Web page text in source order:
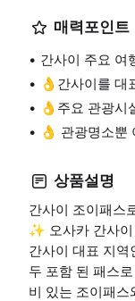
매력포인트
간사이 주요 여
👌간사이를 대
👌주요 관광시
👌 관광명소뿐
상품설명
간사이 조이패스
✨ 오사카 간사
간사이 대표 지
두 포함 된 패스
비 있는 조이패스